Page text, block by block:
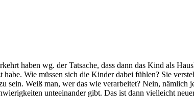
haben wg. der Tatsache, dass dann das Kind als
Wie müssen sich die Kinder dabei fühlen? Sie
sein. Weiß man, wer das wie verarbeitet? Nein,
unteeinander gibt. Das ist dann vielleicht